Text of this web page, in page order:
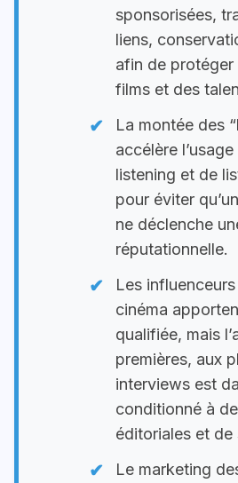
sponsorisées,
liens,
afin de
films et des
La montée des
accélère
listening et de
pour éviter
ne déclenche
réputationnelle.
Les
cinéma
qualifiée, mais
premières, aux
interviews est
conditionné à
éditoriales et de
Le marketing